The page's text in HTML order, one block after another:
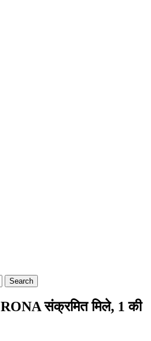
संक्रमित मिले, 1 की